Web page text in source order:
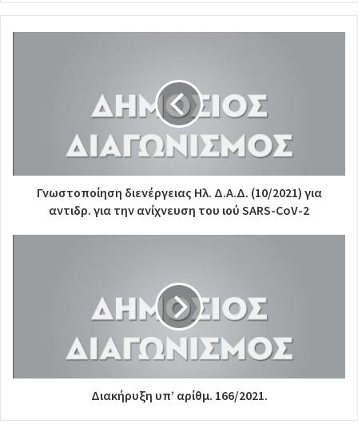
Γνωστοποίηση διενέργειας Ηλ. Δ.Α.Δ. (10/2021) για
αντιδρ. για την ανίχνευση του ιού SARS-CoV-2
Διακήρυξη υπ’ αρίθμ. 166/2021.